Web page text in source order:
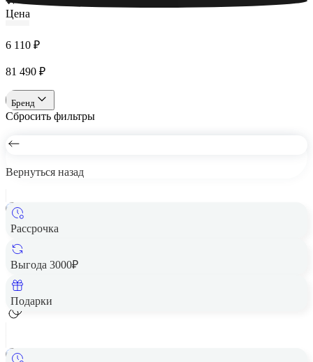
Цена
6 110 ₽
81 490 ₽
Бренд
Сбросить фильтры
Вернуться назад
Рассрочка
Выгода 3000₽
Подарки
Смартфон HUAWEI Pura 80 12/256GB Black